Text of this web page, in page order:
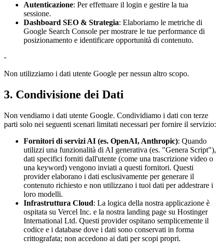
Autenticazione: Per effettuare il login e gestire la tua
sessione.
Dashboard SEO & Strategia: Elaboriamo le metriche di
Google Search Console per mostrare le tue performance di
posizionamento e identificare opportunità di contenuto.
-
Non utilizziamo i dati utente Google per nessun altro scopo.
3. Condivisione dei Dati
Non vendiamo i dati utente Google. Condividiamo i dati con terze
parti solo nei seguenti scenari limitati necessari per fornire il servizio:
Fornitori di servizi AI (es. OpenAI, Anthropic): Quando
utilizzi una funzionalità di AI generativa (es. "Genera Script"),
dati specifici forniti dall'utente (come una trascrizione video o
una keyword) vengono inviati a questi fornitori. Questi
provider elaborano i dati esclusivamente per generare il
contenuto richiesto e non utilizzano i tuoi dati per addestrare i
loro modelli.
Infrastruttura Cloud: La logica della nostra applicazione è
ospitata su Vercel Inc. e la nostra landing page su Hostinger
International Ltd. Questi provider ospitano semplicemente il
codice e i database dove i dati sono conservati in forma
crittografata; non accedono ai dati per scopi propri.